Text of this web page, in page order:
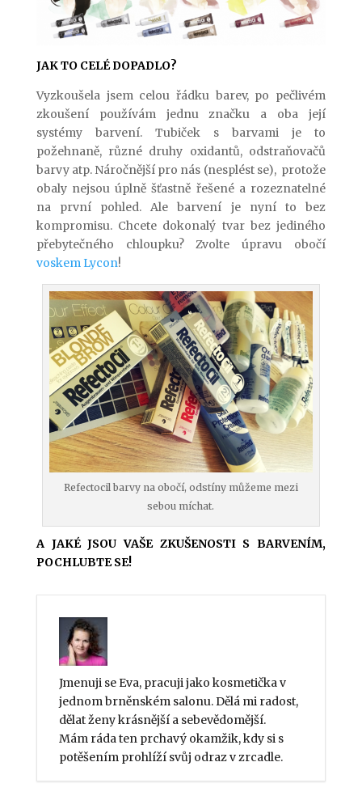
JAK TO CELÉ DOPADLO?
Vyzkoušela jsem celou řádku barev, po pečlivém
zkoušení používám jednu značku a oba její
systémy barvení. Tubiček s barvami je to
požehnaně, různé druhy oxidantů, odstraňovačů
barvy atp. Náročnější pro nás (nesplést se), protože
obaly nejsou úplně šťastně řešené a rozeznatelné
na první pohled. Ale barvení je nyní to bez
kompromisu. Chcete dokonalý tvar bez jediného
přebytečného chloupku? Zvolte úpravu obočí
voskem Lycon!
Refectocil barvy na obočí, odstíny můžeme mezi
sebou míchat.
A JAKÉ JSOU VAŠE ZKUŠENOSTI S BARVENÍM,
POCHLUBTE SE!
Jmenuji se Eva, pracuji jako kosmetička v
jednom brněnském salonu. Dělá mi radost,
dělat ženy krásnější a sebevědomější.
Mám ráda ten prchavý okamžik, kdy si s
potěšením prohlíží svůj odraz v zrcadle.